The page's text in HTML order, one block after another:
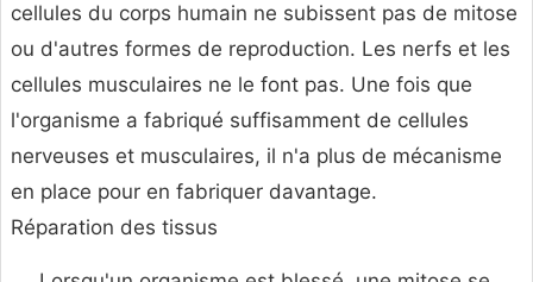
cellules du corps humain ne subissent pas de mitose
ou d'autres formes de reproduction. Les nerfs et les
cellules musculaires ne le font pas. Une fois que
l'organisme a fabriqué suffisamment de cellules
nerveuses et musculaires, il n'a plus de mécanisme
en place pour en fabriquer davantage.
Réparation des tissus